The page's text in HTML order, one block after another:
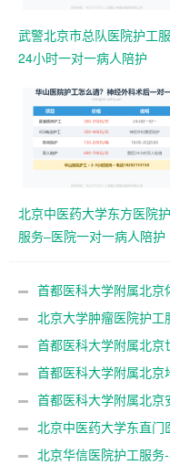
武警北京市总队医院护工
24小时一对一病人陪护
北京中医药大学东方医院
服务–医院一对一病人陪护
首都医科大学附属北
护 北京大学肿瘤医院护
首都医科大学附属北
服务首都医科大学附属北
护 首都医科大学附属北
务 北京中医药大学东直
北京华信医院护工服